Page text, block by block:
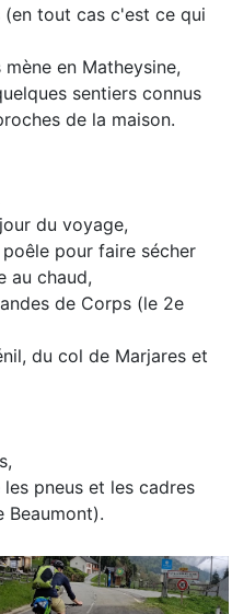
tout cas c'est ce qui
en Matheysine,
sentiers connus
de la maison.
du voyage,
pour faire sécher
au chaud,
de Corps (le 2e
du col de Marjares et
pneus et les cadres
Beaumont).